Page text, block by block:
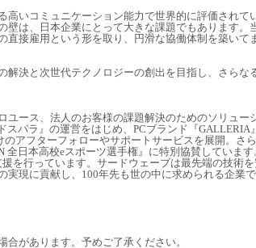
いコミュニケーション能力で世界的に評価されて
壁は、日本企業にとって大きな課題でもあります。
直接雇用という形を取り、円滑な協働体制を築いて
解決と次世代テクノロジーの創出を目指し、さらな
ース、法人のお客様の課題解決のためのソリュー
パラ』の運営をはじめ、PCブランド『GALLERIA
のアフターフォローやサポートサービスを展開。さら
全日本高校eスポーツ選手権』に特別協賛しています
を行っています。サードウェーブは最先端の技術
現に貢献し、100年先も世の中に求められる企業
があります。予めご了承ください。